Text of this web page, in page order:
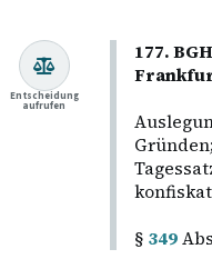
177.
§ 349
Entscheidung
aufrufen